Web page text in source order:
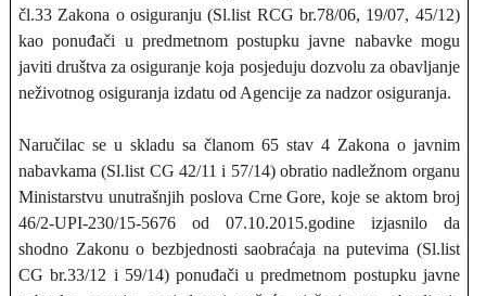
čl.33 Zakona o osiguranju (Sl.list RCG br.78/06, 19/07, 45/12)
kao ponuđači u predmetnom postupku javne nabavke mogu
javiti društva za osiguranje koja posjeduju dozvolu za obavljanje
neživotnog osiguranja izdatu od Agencije za nadzor osiguranja.
Naručilac se u skladu sa članom 65 stav 4 Zakona o javnim
nabavkama (Sl.list CG 42/11 i 57/14) obratio nadležnom organu
Ministarstvu unutrašnjih poslova Crne Gore, koje se aktom broj
46/2-UPI-230/15-5676 od 07.10.2015.godine izjasnilo da
shodno Zakonu o bezbjednosti saobraćaja na putevima (Sl.list
CG br.33/12 i 59/14) ponuđači u predmetnom postupku javne